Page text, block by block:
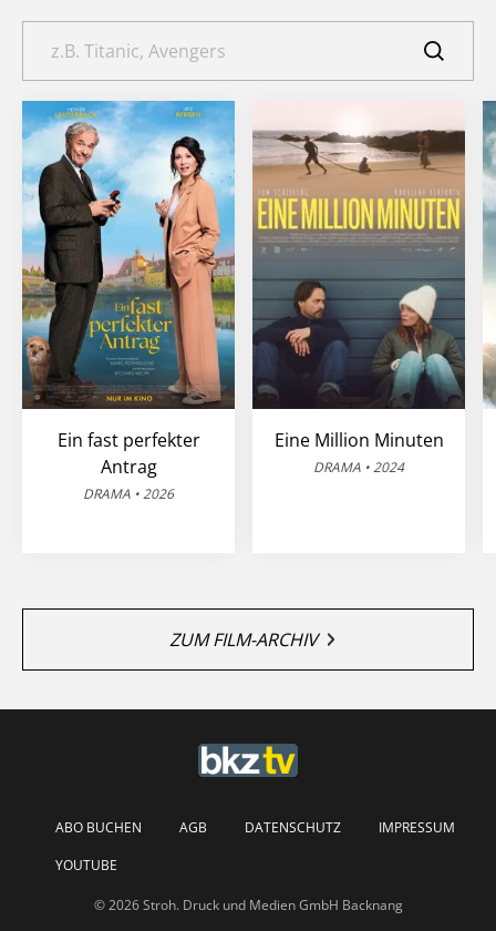
Ein fast perfekter
Antrag
DRAMA • 2026
Eine Million Minuten
DRAMA • 2024
ZUM FILM-ARCHIV
ABO BUCHEN AGB DATENSCHUTZ
IMPRESSUM
YOUTUBE
© 2026 Stroh. Druck und Medien GmbH Backnang